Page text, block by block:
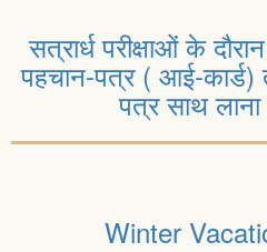
सत्रार्ध परीक्षाओं के
पहचान-पत्र ( आई-कार्ड)
पत्र साथ लाना
Winter